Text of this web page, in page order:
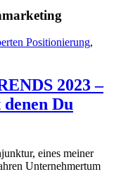
Positionierung,
2023 –
Du
eines meiner
Unternehmertum